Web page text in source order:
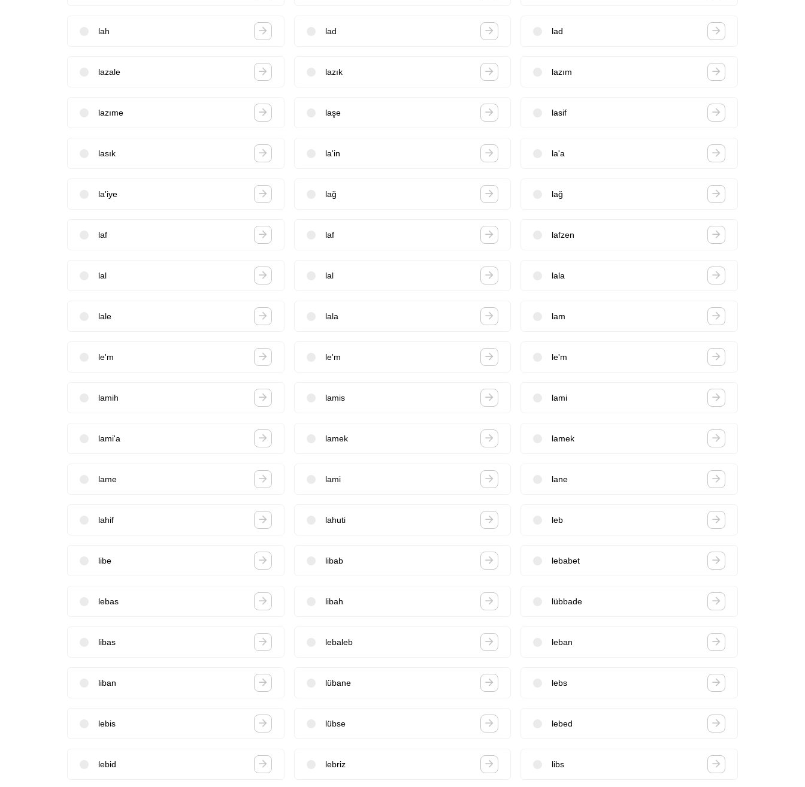
lah lad lad
lazale lazık lazım
lazıme laşe lasif
lasık la'in la'a
la'iye lağ lağ
laf laf lafzen
lal lal lala
lale lala lam
le'm le'm le'm
lamih lamis lami
lami'a lamek lamek
lame lami lane
lahif lahuti leb
libe libab lebabet
lebas libah lübbade
libas lebaleb leban
liban lübane lebs
lebis lübse lebed
lebid lebriz libs